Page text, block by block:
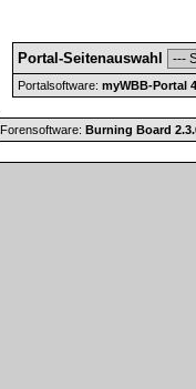
Portal-Seitenauswahl
Portalsoftware: myWBB-Portal
Forensoftware: Burning Board